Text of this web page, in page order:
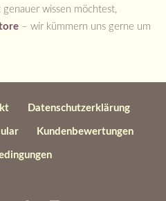
wissen möchtest,
– wir kümmern uns gerne um
Datenschutzerklärung
Kundenbewertungen